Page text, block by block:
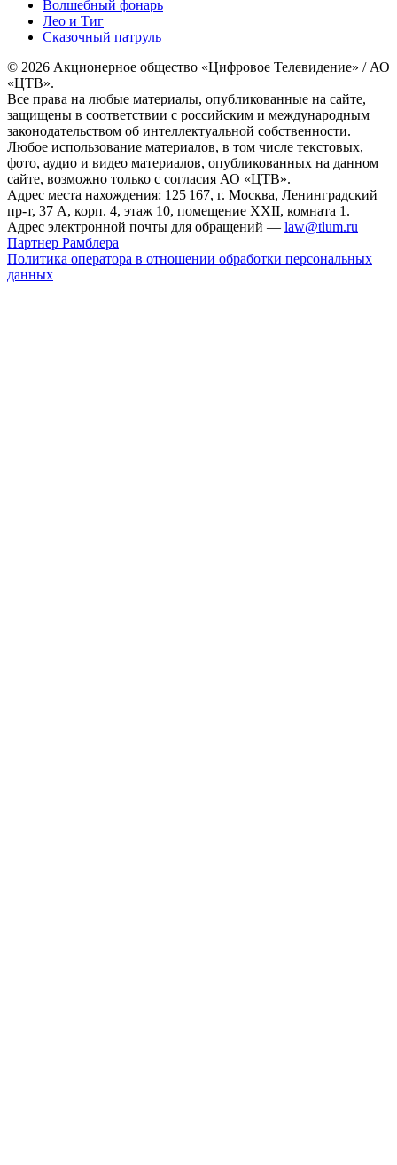
Волшебный фонарь
Лео и Тиг
Сказочный патруль
© 2026 Акционерное общество «Цифровое Телевидение» / АО
«ЦТВ».
Все права на любые материалы, опубликованные на сайте,
защищены в соответствии с российским и международным
законодательством об интеллектуальной собственности.
Любое использование материалов, в том числе текстовых,
фото, аудио и видео материалов, опубликованных на данном
сайте, возможно только с согласия АО «ЦТВ».
Адрес места нахождения: 125 167, г. Москва, Ленинградский
пр-т, 37 А, корп. 4, этаж 10, помещение XXII, комната 1.
Адрес электронной почты для обращений — law@tlum.ru
Партнер Рамблера
Политика оператора в отношении обработки персональных
данных